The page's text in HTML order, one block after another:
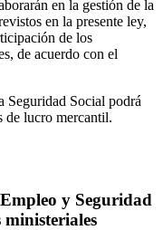
en la gestión de la
en la presente ley,
de los
de acuerdo con el
Seguridad Social podrá
de lucro mercantil.
y Seguridad
ministeriales